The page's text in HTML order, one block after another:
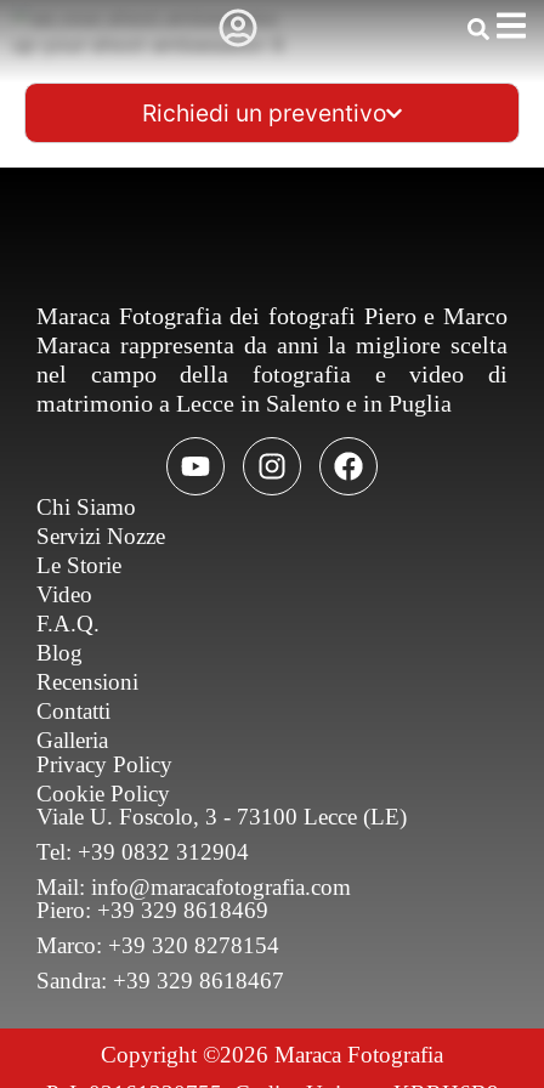
up-your-shoot-ambassador 6
Richiedi un preventivo
Maraca Fotografia dei fotografi Piero e Marco
Maraca rappresenta da anni la migliore scelta
nel campo della fotografia e video di
matrimonio a Lecce in Salento e in Puglia
Chi Siamo
Servizi Nozze
Le Storie
Video
F.A.Q.
Blog
Recensioni
Contatti
Galleria
Privacy Policy
Cookie Policy
Viale U. Foscolo, 3 - 73100 Lecce (LE)
Tel: +39 0832 312904
Mail: info@maracafotografia.com
Piero: +39 329 8618469
Marco: +39 320 8278154
Sandra: +39 329 8618467
Copyright ©2026 Maraca Fotografia